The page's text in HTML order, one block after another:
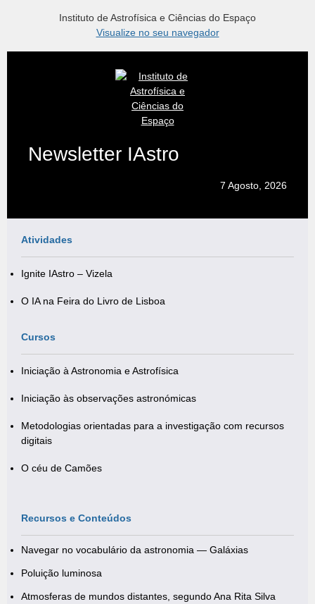
Instituto de Astrofísica e Ciências do Espaço
Visualize no seu navegador
Newsletter IAstro
7 Agosto, 2026
Atividades
Ignite IAstro – Vizela
O IA na Feira do Livro de Lisboa
Cursos
Iniciação à Astronomia e Astrofísica
Iniciação às observações astronómicas
Metodologias orientadas para a investigação com recursos
digitais
O céu de Camões
Recursos e Conteúdos
Navegar no vocabulário da astronomia — Galáxias
Poluição luminosa
Atmosferas de mundos distantes, segundo Ana Rita Silva